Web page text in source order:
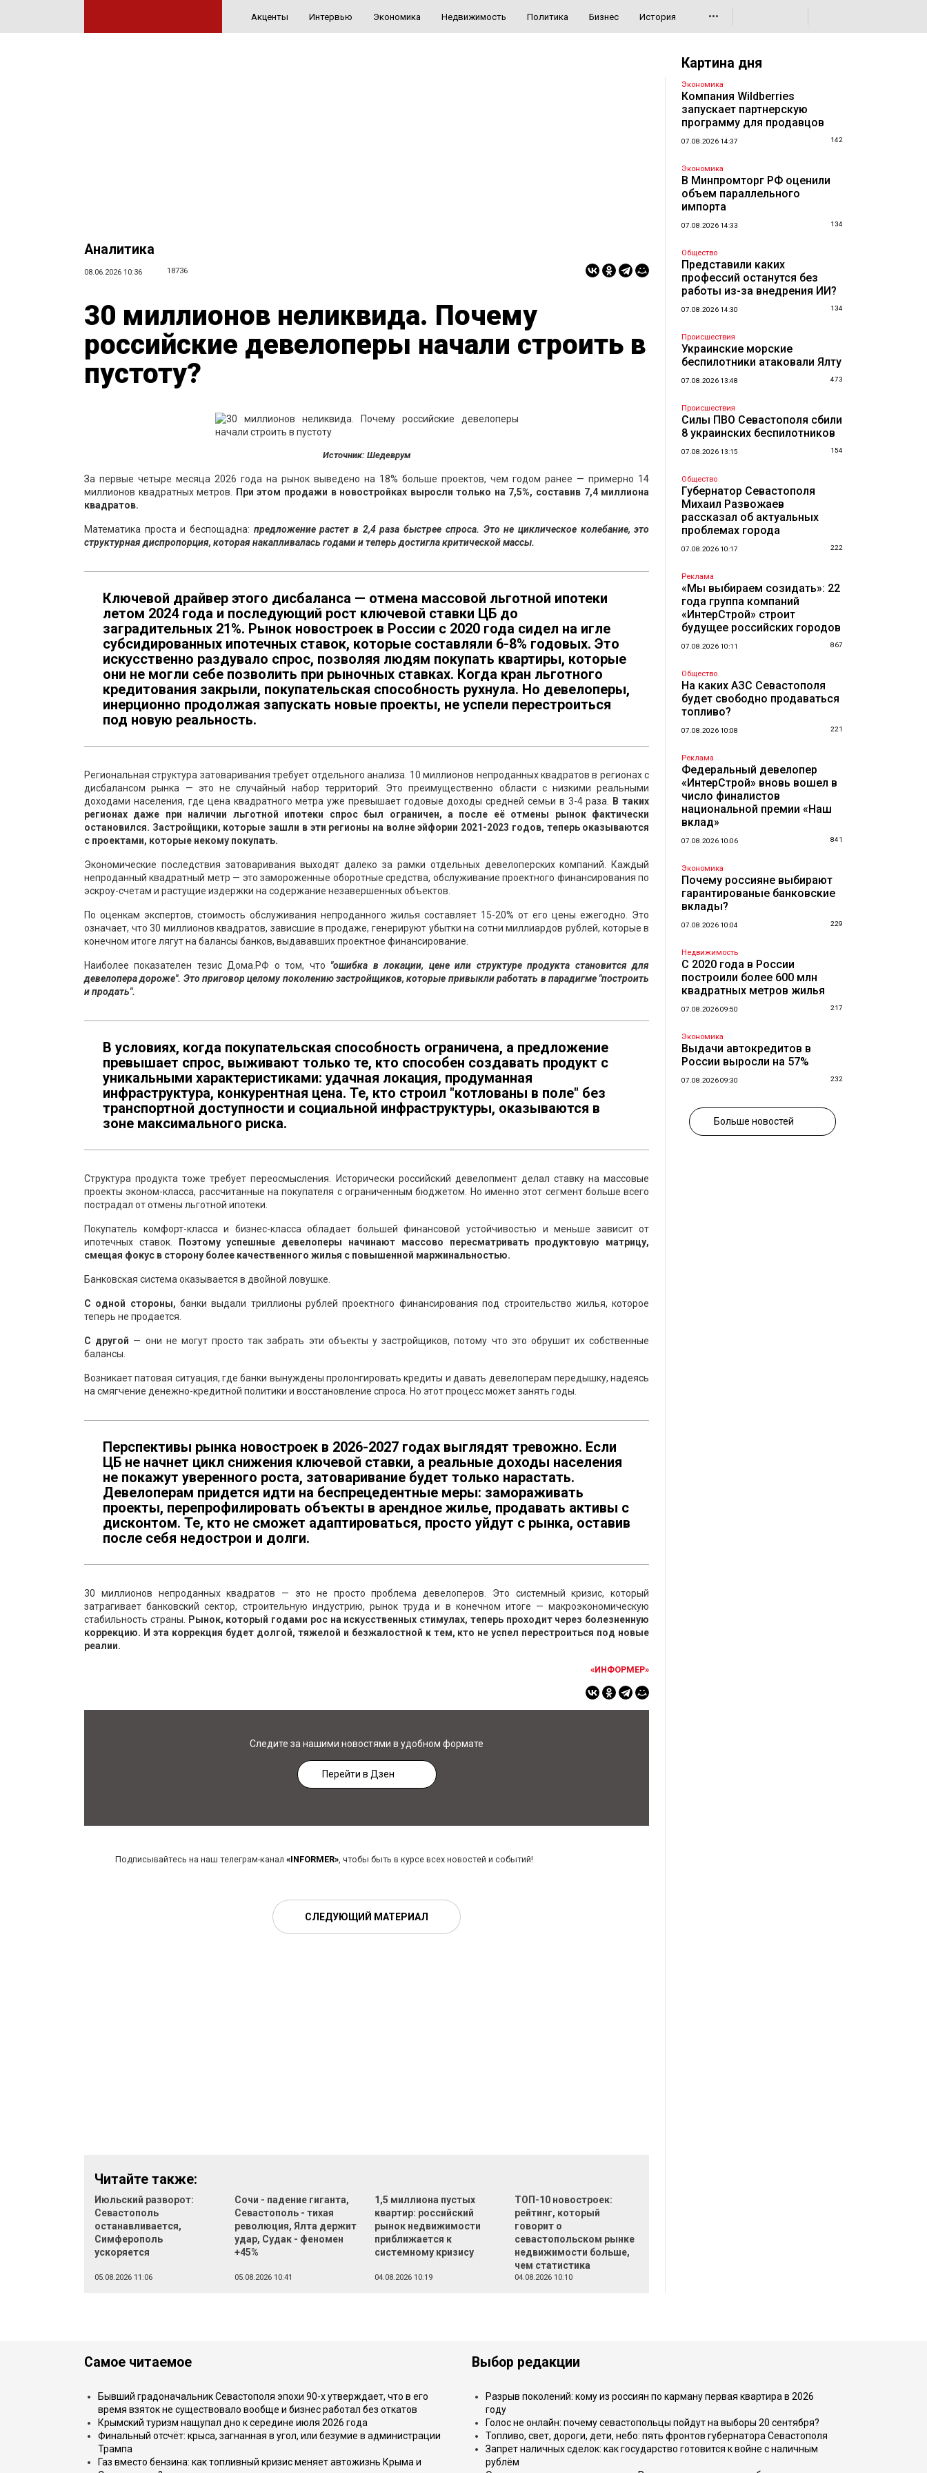
Акценты Интервью Экономика Недвижимость Политика Бизнес История •••
Аналитика
08.06.2026 10:36 18736
30 миллионов неликвида. Почему
российские девелоперы начали строить в
пустоту?
Источник: Шедеврум
За первые четыре месяца 2026 года на рынок выведено на 18% больше проектов, чем годом ранее — примерно 14
миллионов квадратных метров.
При этом продажи в новостройках выросли только на 7,5%, составив 7,4 миллиона
квадратов.
Математика проста и беспощадна: предложение растет в 2,4 раза быстрее спроса. Это не циклическое колебание, это
структурная диспропорция, которая накапливалась годами и теперь достигла критической массы.
Ключевой драйвер этого дисбаланса — отмена массовой льготной ипотеки
летом 2024 года и последующий рост ключевой ставки ЦБ до
заградительных 21%. Рынок новостроек в России с 2020 года сидел на игле
субсидированных ипотечных ставок, которые составляли 6-8% годовых. Это
искусственно раздувало спрос, позволяя людям покупать квартиры, которые
они не могли себе позволить при рыночных ставках. Когда кран льготного
кредитования закрыли, покупательская способность рухнула. Но девелоперы,
инерционно продолжая запускать новые проекты, не успели перестроиться
под новую реальность.
Региональная структура затоваривания требует отдельного анализа. 10 миллионов непроданных квадратов в регионах с
дисбалансом рынка — это не случайный набор территорий. Это преимущественно области с низкими реальными
доходами населения, где цена квадратного метра уже превышает годовые доходы средней семьи в 3-4 раза.
В таких
регионах даже при наличии льготной ипотеки спрос был ограничен, а после её отмены рынок фактически
остановился. Застройщики, которые зашли в эти регионы на волне эйфории 2021-2023 годов, теперь оказываются
с проектами, которые некому покупать.
Экономические последствия затоваривания выходят далеко за рамки отдельных девелоперских компаний. Каждый
непроданный квадратный метр — это замороженные оборотные средства, обслуживание проектного финансирования по
эскроу-счетам и растущие издержки на содержание незавершенных объектов.
По оценкам экспертов, стоимость обслуживания непроданного жилья составляет 15-20% от его цены ежегодно. Это
означает, что 30 миллионов квадратов, зависшие в продаже, генерируют убытки на сотни миллиардов рублей, которые в
конечном итоге лягут на балансы банков, выдававших проектное финансирование.
Наиболее показателен тезис Дома.РФ о том, что "ошибка в локации, цене или структуре продукта становится для
девелопера дороже". Это приговор целому поколению застройщиков, которые привыкли работать в парадигме "построить
и продать".
В условиях, когда покупательская способность ограничена, а предложение
превышает спрос, выживают только те, кто способен создавать продукт с
уникальными характеристиками: удачная локация, продуманная
инфраструктура, конкурентная цена. Те, кто строил "котлованы в поле" без
транспортной доступности и социальной инфраструктуры, оказываются в
зоне максимального риска.
Структура продукта тоже требует переосмысления. Исторически российский девелопмент делал ставку на массовые
проекты эконом-класса, рассчитанные на покупателя с ограниченным бюджетом. Но именно этот сегмент больше всего
пострадал от отмены льготной ипотеки.
Покупатель комфорт-класса и бизнес-класса обладает большей финансовой устойчивостью и меньше зависит от
ипотечных ставок.
Поэтому успешные девелоперы начинают массово пересматривать продуктовую матрицу,
смещая фокус в сторону более качественного жилья с повышенной маржинальностью.
Банковская система оказывается в двойной ловушке.
С одной стороны, банки выдали триллионы рублей проектного финансирования под строительство жилья, которое
теперь не продается.
С другой — они не могут просто так забрать эти объекты у застройщиков, потому что это обрушит их собственные
балансы.
Возникает патовая ситуация, где банки вынуждены пролонгировать кредиты и давать девелоперам передышку, надеясь
на смягчение денежно-кредитной политики и восстановление спроса. Но этот процесс может занять годы.
Перспективы рынка новостроек в 2026-2027 годах выглядят тревожно. Если
ЦБ не начнет цикл снижения ключевой ставки, а реальные доходы населения
не покажут уверенного роста, затоваривание будет только нарастать.
Девелоперам придется идти на беспрецедентные меры: замораживать
проекты, перепрофилировать объекты в арендное жилье, продавать активы с
дисконтом. Те, кто не сможет адаптироваться, просто уйдут с рынка, оставив
после себя недострои и долги.
30 миллионов непроданных квадратов — это не просто проблема девелоперов. Это системный кризис, который
затрагивает банковский сектор, строительную индустрию, рынок труда и в конечном итоге — макроэкономическую
стабильность страны.
Рынок, который годами рос на искусственных стимулах, теперь проходит через болезненную
коррекцию. И эта коррекция будет долгой, тяжелой и безжалостной к тем, кто не успел перестроиться под новые
реалии.
«ИНФОРМЕР»
Следите за нашими новостями в удобном формате
Перейти в Дзен
Подписывайтесь на наш телеграм-канал «INFORMER», чтобы быть в курсе всех новостей и событий!
СЛЕДУЮЩИЙ МАТЕРИАЛ
Читайте также:
Июльский разворот:
Севастополь
останавливается,
Симферополь
ускоряется
05.08.2026 11:06
Сочи - падение гиганта,
Севастополь - тихая
революция, Ялта держит
удар, Судак - феномен
+45%
05.08.2026 10:41
1,5 миллиона пустых
квартир: российский
рынок недвижимости
приближается к
системному кризису
04.08.2026 10:19
ТОП-10 новостроек:
рейтинг, который
говорит о
севастопольском рынке
недвижимости больше,
чем статистика
04.08.2026 10:10
Картина дня
Экономика
Компания Wildberries
запускает партнерскую
программу для продавцов
07.08.2026 14:37 142
Экономика
В Минпромторг РФ оценили
объем параллельного
импорта
07.08.2026 14:33 134
Общество
Представили каких
профессий останутся без
работы из-за внедрения ИИ?
07.08.2026 14:30 134
Происшествия
Украинские морские
беспилотники атаковали Ялту
07.08.2026 13:48 473
Происшествия
Силы ПВО Севастополя сбили
8 украинских беспилотников
07.08.2026 13:15 154
Общество
Губернатор Севастополя
Михаил Развожаев
рассказал об актуальных
проблемах города
07.08.2026 10:17 222
Реклама
«Мы выбираем созидать»: 22
года группа компаний
«ИнтерСтрой» строит
будущее российских городов
07.08.2026 10:11 867
Общество
На каких АЗС Севастополя
будет свободно продаваться
топливо?
07.08.2026 10:08 221
Реклама
Федеральный девелопер
«ИнтерСтрой» вновь вошел в
число финалистов
национальной премии «Наш
вклад»
07.08.2026 10:06 841
Экономика
Почему россияне выбирают
гарантированые банковские
вклады?
07.08.2026 10:04 229
Недвижимость
С 2020 года в России
построили более 600 млн
квадратных метров жилья
07.08.2026 09:50 217
Экономика
Выдачи автокредитов в
России выросли на 57%
07.08.2026 09:30 232
Больше новостей
Самое читаемое
Бывший градоначальник Севастополя эпохи 90-х утверждает, что в его
время взяток не существовало вообще и бизнес работал без откатов
Крымский туризм нащупал дно к середине июля 2026 года
Финальный отсчёт: крыса, загнанная в угол, или безумие в администрации
Трампа
Газ вместо бензина: как топливный кризис меняет автожизнь Крыма и
Выбор редакции
Разрыв поколений: кому из россиян по карману первая квартира в 2026
году
Голос не онлайн: почему севастопольцы пойдут на выборы 20 сентября?
Топливо, свет, дороги, дети, небо: пять фронтов губернатора Севастополя
Запрет наличных сделок: как государство готовится к войне с наличным
рублём